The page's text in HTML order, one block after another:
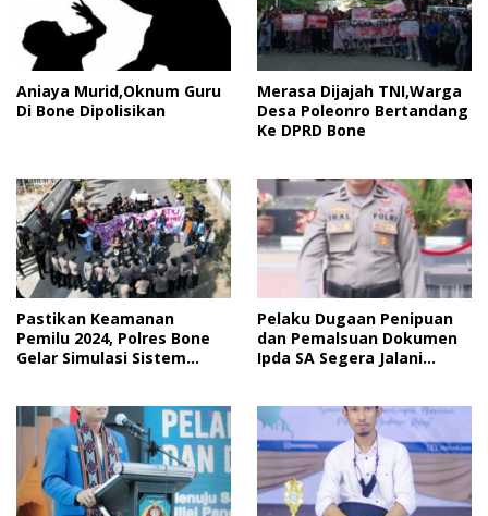
Aniaya Murid,Oknum Guru
Di Bone Dipolisikan
Merasa Dijajah TNI,Warga
Desa Poleonro Bertandang
Ke DPRD Bone
Pastikan Keamanan
Pemilu 2024, Polres Bone
Gelar Simulasi Sistem
Pelaku Dugaan Penipuan
dan Pemalsuan Dokumen
Ipda SA Segera Jalani
Hakim